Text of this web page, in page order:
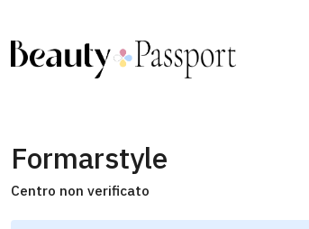
Formarstyle
Centro non verificato